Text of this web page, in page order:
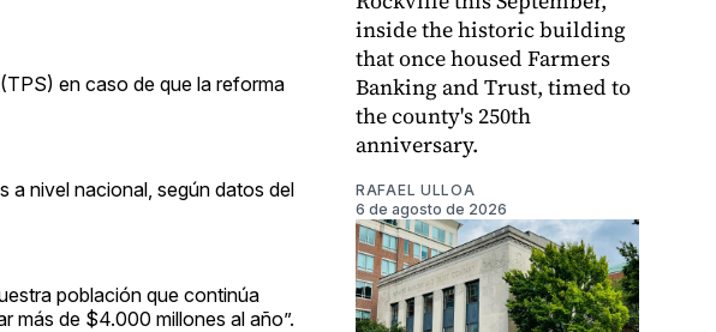
en caso de que la reforma
a nivel nacional, según datos del
población que continúa
más de $4.000 millones al año”.
inside the historic building
that once housed Farmers
Banking and Trust, timed to
the county's 250th
anniversary.
RAFAEL ULLOA
6 de agosto de 2026